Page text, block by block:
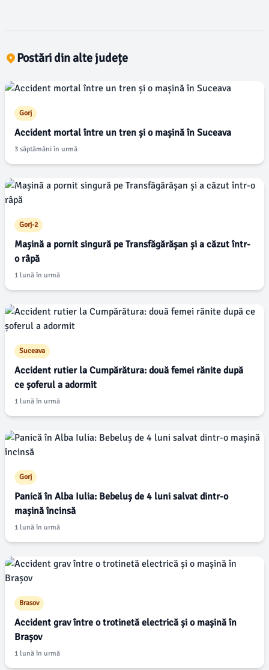
Postări din alte județe
Gorj
Accident mortal între un tren și o mașină în Suceava
3 săptămâni în urmă
Gorj-2
Mașină a pornit singură pe Transfăgărășan și a căzut într-
o râpă
1 lună în urmă
Suceava
Accident rutier la Cumpărătura: două femei rănite după
ce șoferul a adormit
1 lună în urmă
Gorj
Panică în Alba Iulia: Bebeluș de 4 luni salvat dintr-o
mașină încinsă
1 lună în urmă
Brasov
Accident grav între o trotinetă electrică și o mașină în
Brașov
1 lună în urmă